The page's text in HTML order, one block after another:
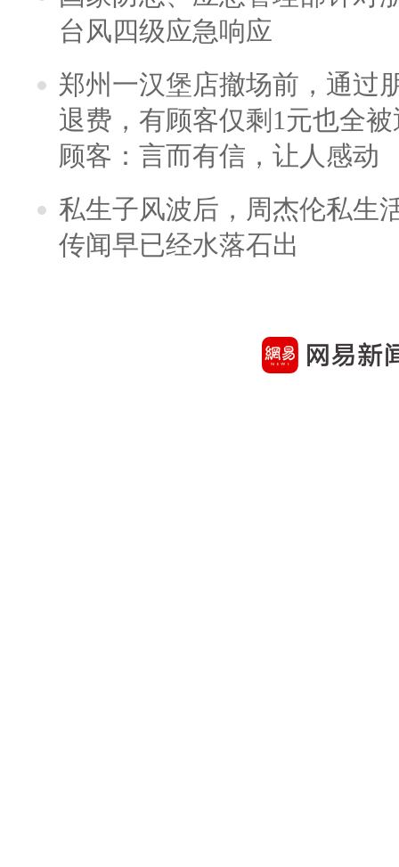
台风四级应急响应
郑州一汉堡店撤场前，通过
退费，有顾客仅剩1元也全
顾客：言而有信，让人感动
私生子风波后，周杰伦私生
传闻早已经水落石出